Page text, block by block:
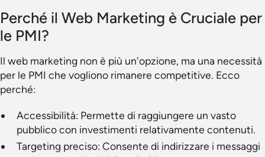
Perché il Web Marketing è Cruciale per
le PMI?
Il web marketing non è più un'opzione, ma una necessità
per le PMI che vogliono rimanere competitive. Ecco
perché:
Accessibilità: Permette di raggiungere un vasto
pubblico con investimenti relativamente contenuti.
Targeting preciso: Consente di indirizzare i messaggi